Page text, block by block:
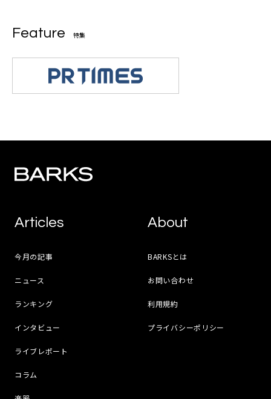
Feature 特集
Articles
今月の記事
ニュース
ランキング
インタビュー
ライブレポート
コラム
About
BARKSとは
お問い合わせ
利用規約
プライバシーポリシー